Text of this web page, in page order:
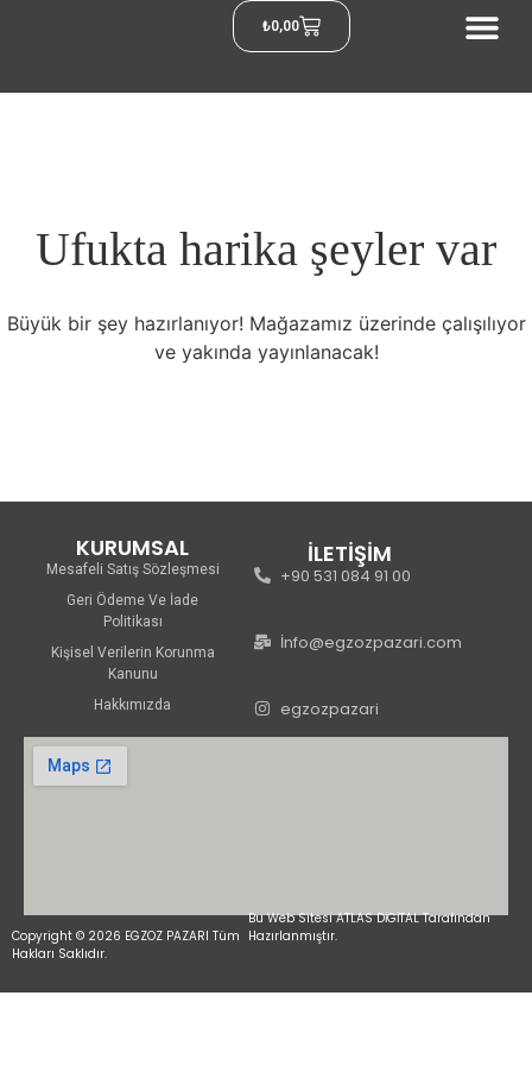
₺0,00
Ufukta harika şeyler var
Büyük bir şey hazırlanıyor! Mağazamız üzerinde çalışılıyor
ve yakında yayınlanacak!
KURUMSAL
Mesafeli Satış Sözleşmesi
Geri Ödeme Ve İade
Politikası
Kişisel Verilerin Korunma
Kanunu
Hakkımızda
İLETİŞİM
+90 531 084 91 00
İnfo@egzozpazari.com
egzozpazari
Copyright © 2026 EGZOZ PAZARI Tüm
Hakları Saklıdır.
Bu Web Sitesi ATLAS DİGİTAL Tarafından
Hazırlanmıştır.